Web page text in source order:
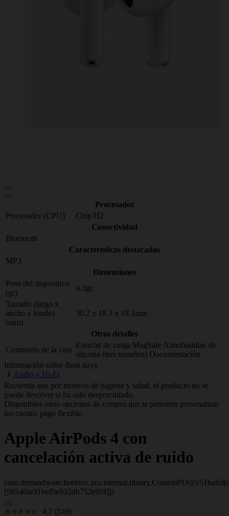
Procesador
Procesador (CPU)
Chip H2
Conectividad
Bluetooth
Características destacadas
MP3
Dimensiones
Peso del dispositivo
(gr)
4.3gr
Tamaño (largo x
ancho x fondo)
(mm)
30.2 x 18.3 x 18.1mm
Otros detalles
Contenido de la caja
Estuche de carga MagSafe Almohadillas de
silicona (tres tamaños) Documentación
Información sobre flash days
Audio y Hi-Fi
Recuerda que por motivos de higiene y salud, el producto no se
puede devolver si ha sido desprecintado.
Disponibles otras opciones de compra que te permiten personalizar
tus cuotas: pago flexible.
AppleAirPods 4 con
cancelación activa de ruido
[98546fe31bef9e932db752e05f]])
4.7 (149)